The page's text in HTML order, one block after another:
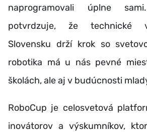
naprogramovali úplne
potvrdzuje, že technické
Slovensku drží krok so
robotika má u nás pevné
školách, ale aj v budúcnosti
RoboCup je celosvetová
inovátorov a výskumníkov,